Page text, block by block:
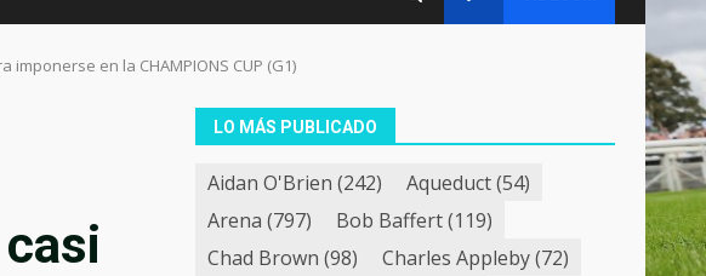
imponerse en la CHAMPIONS CUP (G1)
LO MÁS PUBLICADO
Aidan O'Brien (242) Aqueduct(54)
Arena (797) Bob Baffert(119)
Chad Brown (98) Charles Appleby(72)